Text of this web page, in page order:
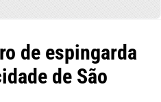
de espingarda
de São